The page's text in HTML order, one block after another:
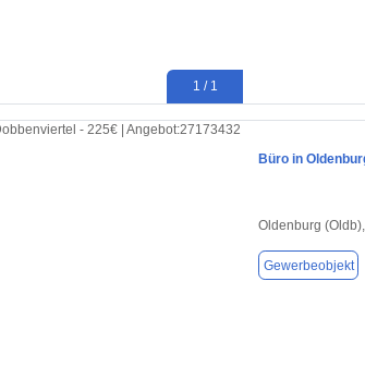
1 / 1
Büro in
Oldenburg
Gewerbeobjekt